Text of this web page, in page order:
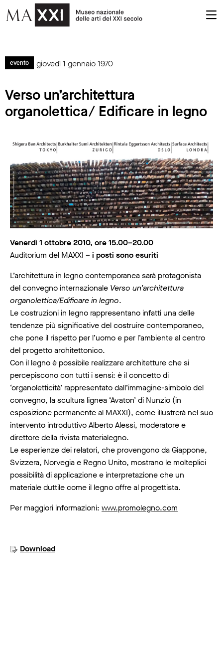
evento giovedì 1 gennaio 1970
Verso un’architettura
organolettica/ Edificare in legno
Venerdì 1 ottobre 2010, ore 15.00–20.00
Auditorium del MAXXI – i posti sono esuriti
L’architettura in legno contemporanea sarà protagonista
del convegno internazionale Verso un’architettura
organolettica/Edificare in legno.
Le costruzioni in legno rappresentano infatti una delle
tendenze più significative del costruire contemporaneo,
che pone il rispetto per l’uomo e per l’ambiente al centro
del progetto architettonico.
Con il legno è possibile realizzare architetture che si
percepiscono con tutti i sensi: è il concetto di
‘organoletticità’ rappresentato dall’immagine-simbolo del
convegno, la scultura lignea ‘Avaton’ di Nunzio (in
esposizione permanente al MAXXI), come illustrerà nel suo
intervento introduttivo Alberto Alessi, moderatore e
direttore della rivista materialegno.
Le esperienze dei relatori, che provengono da Giappone,
Svizzera, Norvegia e Regno Unito, mostrano le molteplici
possibilità di applicazione e interpretazione che un
materiale duttile come il legno offre al progettista.
Per maggiori informazioni: www.promolegno.com
Download